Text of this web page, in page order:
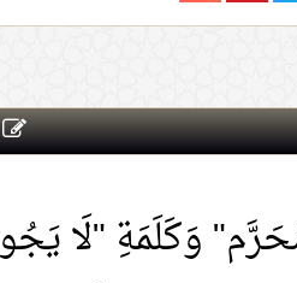
وَكَلَمَةِ "لَا